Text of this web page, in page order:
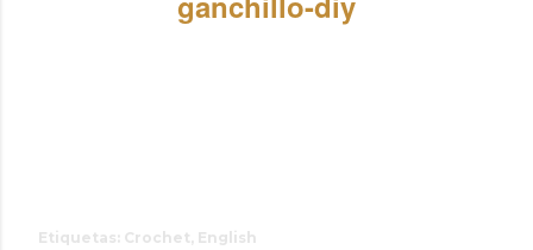
Etiquetas: Crochet English